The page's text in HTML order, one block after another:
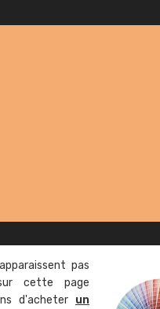
pas
cette page
d'acheter un